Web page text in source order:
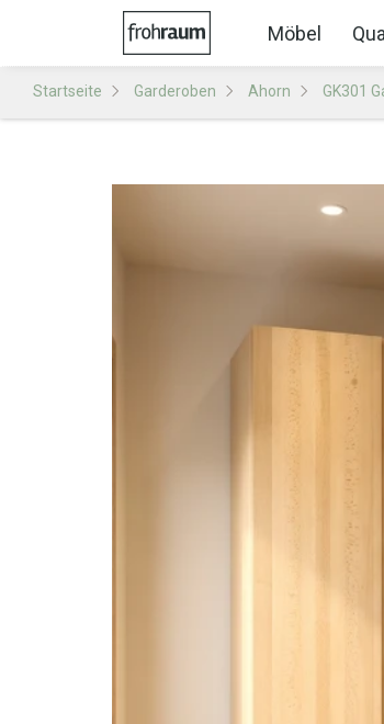
Möbel
Startseite Garderoben Ahorn GK301